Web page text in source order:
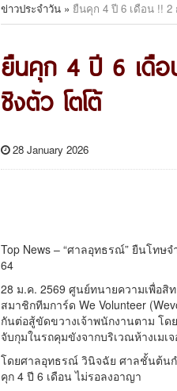
ข่าวประจำวัน » ยืนคุก 4 ปี 6 เดือน !! 2
ยืนคุก 4 ปี 6 เดือ
ชิงตัว โตโต้
28 January 2026
Top News – “ศาลอุทธรณ์” ยืนโทษ
64
28 ม.ค. 2569 ศูนย์ทนายความเพื่อ
สมาชิกทีมการ์ด We Volunteer
กันต่อสู้ขัดขวางเจ้าพนักงานตาม โด
จับกุมในรถคุมขังจากบริเวณห้างเม
โดยศาลอุทธรณ์ วินิจฉัย ศาลชั้นต้นก
คุก 4 ปี 6 เดือน ไม่รอลงอาญา